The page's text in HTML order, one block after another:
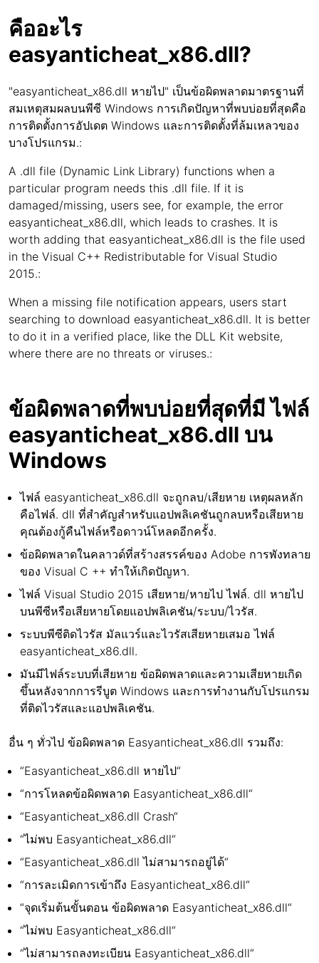
คืออะไร
easyanticheat_x86.dll?
"easyanticheat_x86.dll หายไป" เป็นข้อผิดพลาดมาตรฐานที่
สมเหตุสมผลบนพีซี Windows การเกิดปัญหาที่พบบ่อยที่สุดคือ
การติดตั้งการอัปเดต Windows และการติดตั้งที่ล้มเหลวของ
บางโปรแกรม.:
A .dll file (Dynamic Link Library) functions when a
particular program needs this .dll file. If it is
damaged/missing, users see, for example, the error
easyanticheat_x86.dll, which leads to crashes. It is
worth adding that easyanticheat_x86.dll is the file used
in the Visual C++ Redistributable for Visual Studio
2015.:
When a missing file notification appears, users start
searching to download easyanticheat_x86.dll. It is better
to do it in a verified place, like the DLL Kit website,
where there are no threats or viruses.:
ข้อผิดพลาดที่พบบ่อยที่สุดที่มี ไฟล์
easyanticheat_x86.dll บน
Windows
ไฟล์ easyanticheat_x86.dll จะถูกลบ/เสียหาย เหตุผลหลัก
คือไฟล์. dll ที่สำคัญสำหรับแอปพลิเคชันถูกลบหรือเสียหาย
คุณต้องกู้คืนไฟล์หรือดาวน์โหลดอีกครั้ง.
ข้อผิดพลาดในคลาวด์ที่สร้างสรรค์ของ Adobe การพังทลาย
ของ Visual C ++ ทำให้เกิดปัญหา.
ไฟล์ Visual Studio 2015 เสียหาย/หายไป ไฟล์. dll หายไป
บนพีซีหรือเสียหายโดยแอปพลิเคชัน/ระบบ/ไวรัส.
ระบบพีซีติดไวรัส มัลแวร์และไวรัสเสียหายเสมอ ไฟล์
easyanticheat_x86.dll.
มันมีไฟล์ระบบที่เสียหาย ข้อผิดพลาดและความเสียหายเกิด
ขึ้นหลังจากการรีบูต Windows และการทำงานกับโปรแกรม
ที่ติดไวรัสและแอปพลิเคชัน.
อื่น ๆ ทั่วไป ข้อผิดพลาด Easyanticheat_x86.dll รวมถึง:
“Easyanticheat_x86.dll หายไป“
“การโหลดข้อผิดพลาด Easyanticheat_x86.dll“
“Easyanticheat_x86.dll Crash“
“ไม่พบ Easyanticheat_x86.dll“
“Easyanticheat_x86.dll ไม่สามารถอยู่ได้“
“การละเมิดการเข้าถึง Easyanticheat_x86.dll“
“จุดเริ่มต้นขั้นตอน ข้อผิดพลาด Easyanticheat_x86.dll“
“ไม่พบ Easyanticheat_x86.dll“
“ไม่สามารถลงทะเบียน Easyanticheat_x86.dll“